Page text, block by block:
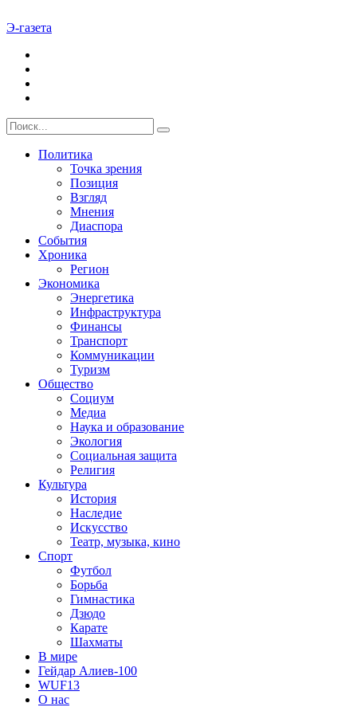
Э-газета
Политика
Точка зрения
Позиция
Взгляд
Мнения
Диаспора
События
Хроника
Регион
Экономика
Энергетика
Инфраструктура
Финансы
Транспорт
Коммуникации
Туризм
Общество
Социум
Медиа
Наука и образование
Экология
Социальная защита
Религия
Культура
История
Наследие
Искусство
Театр, музыка, кино
Спорт
Футбол
Борьба
Гимнастика
Дзюдо
Карате
Шахматы
В мире
Гейдар Алиев-100
WUF13
О нас